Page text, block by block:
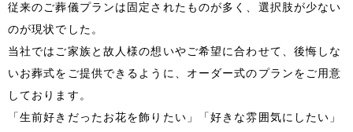
従来のご葬儀プランは固定されたものが多く、選択肢が少ない
のが現状でした。
当社ではご家族と故人様の想いやご希望に合わせて、後悔しな
いお葬式をご提供できるように、オーダー式のプランをご用意
しております。
「生前好きだったお花を飾りたい」「好きな雰囲気にしたい」